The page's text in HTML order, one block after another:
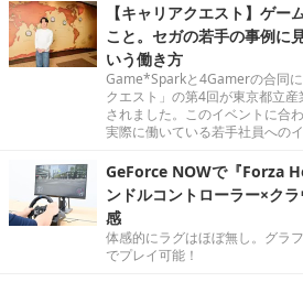
【キャリアクエスト】ゲー
こと。セガの若手の事例に
いう働き方
Game*Sparkと4Gamerの合同
クエスト」の第4回が東京都立
されました。このイベントに合
実際に働いている若手社員への
GeForce NOWで『Forza
ンドルコントローラー×ク
感
体感的にラグはほぼ無し。グラ
でプレイ可能！